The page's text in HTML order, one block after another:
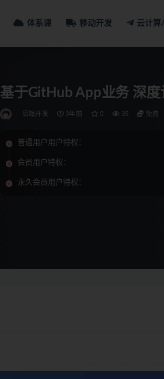
体系课 移动开发 云计
基于GitHub App业务 深
后端开发 3年前 0 35 免费
普通用户用户特权：
会员用户特权：
永久会员用户特权：